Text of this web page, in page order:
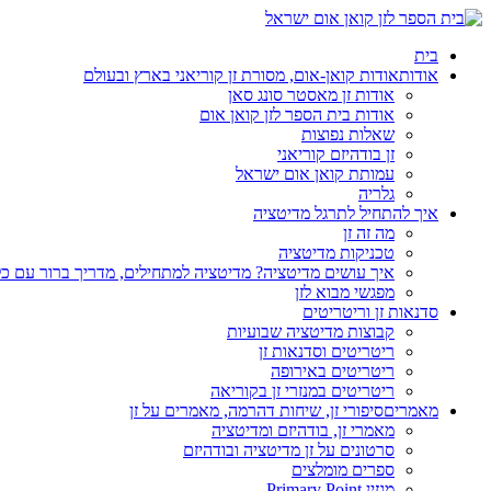
בית
אודותאודות קואן-אום, מסורת זן קוריאני בארץ ובעולם
אודות זן מאסטר סונג סאן
אודות בית הספר לזן קואן אום
שאלות נפוצות
זן בודהיזם קוריאני
עמותת קואן אום ישראל
גלריה
איך להתחיל לתרגל מדיטציה
מה זה זן
טכניקות מדיטציה
איך עושים מדיטציה? מדיטציה למתחילים, מדריך ברור עם
מפגשי מבוא לזן
סדנאות זן וריטריטים
קבוצות מדיטציה שבועיות
ריטריטים וסדנאות זן
ריטריטים באירופה
ריטריטים במנזרי זן בקוריאה
מאמריםסיפורי זן, שיחות דהרמה, מאמרים על זן
מאמרי זן, בודהיזם ומדיטציה
סרטונים על זן מדיטציה ובודהיזם
ספרים מומלצים